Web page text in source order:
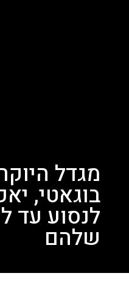
מגדל
בוגאטי,
לנסוע עד
שלהם